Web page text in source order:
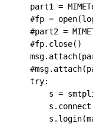
part1 =
#fp =
#part2 =
    #fp.close()
    try:
s =